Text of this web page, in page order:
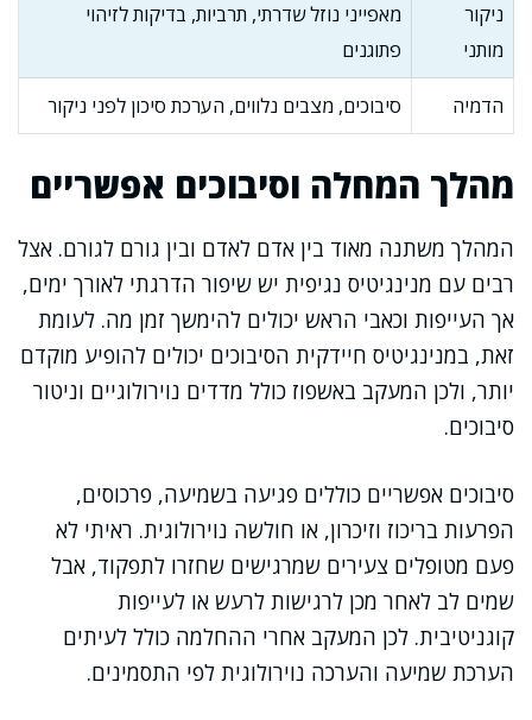
ניקור
מותני
מאפייני נוזל שדרתי, תרביות, בדיקות לזיהוי
פתוגנים
הדמיה סיבוכים, מצבים נלווים, הערכת סיכון לפני ניקור
מהלך המחלה וסיבוכים אפשריים
המהלך משתנה מאוד בין אדם לאדם ובין גורם לגורם. אצל
רבים עם מנינגיטיס נגיפית יש שיפור הדרגתי לאורך ימים,
אך העייפות וכאבי הראש יכולים להימשך זמן מה. לעומת
זאת, במנינגיטיס חיידקית הסיבוכים יכולים להופיע מוקדם
יותר, ולכן המעקב באשפוז כולל מדדים נוירולוגיים וניטור
סיבוכים.
סיבוכים אפשריים כוללים פגיעה בשמיעה, פרכוסים,
הפרעות בריכוז וזיכרון, או חולשה נוירולוגית. ראיתי לא
פעם מטופלים צעירים שמרגישים שחזרו לתפקוד, אבל
שמים לב לאחר מכן לרגישות לרעש או לעייפות
קוגניטיבית. לכן המעקב אחרי ההחלמה כולל לעיתים
הערכת שמיעה והערכה נוירולוגית לפי התסמינים.